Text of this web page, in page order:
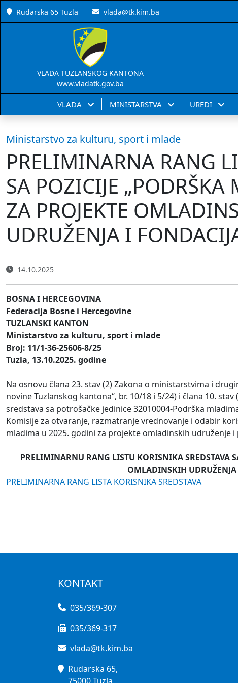
Rudarska 65 Tuzla vlada@tk.kim.ba
VLADA TUZLANSKOG KANTONA
www.vladatk.gov.ba
VLADA MINISTARSTVA UREDI
Ministarstvo za kulturu, sport i mlade
PRELIMINARNA RANG
SA POZICIJE
ZA PROJEKTE
UDRUŽENJA I
14.10.2025
BOSNA I HERCEGOVINA
Federacija Bosne i Hercegovine
TUZLANSKI KANTON
Ministarstvo za kulturu, sport i mlade
Broj: 11/1-36-25606-8/25
Tuzla, 13.10.2025. godine
Na osnovu člana 23. stav (2) Zakona o ministarstvima i
novine Tuzlanskog kantona“, br. 10/18 i 5/24) i člana 10.
sredstava sa potrošačke jedinice 32010004-Podrška
Komisije za otvaranje, razmatranje vrednovanje i odabir
mladima u 2025. godini za projekte omladinskih udruženje
PRELIMINARNU RANG LISTU KORISNIKA SREDSTAVA
OMLADINSKIH UDRUŽENJA
PRELIMINARNA RANG LISTA KORISNIKA SREDSTAVA
KONTAKT
035/369-307
035/369-317
vlada@tk.kim.ba
Rudarska 65,